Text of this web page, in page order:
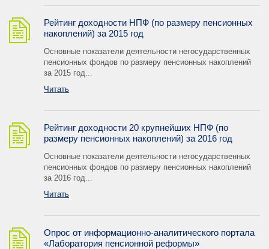
Рейтинг доходности НПФ (по размеру пенсионных
накоплений) за 2015 год
Основные показатели деятельности негосударственных
пенсионных фондов по размеру пенсионных накоплений
за 2015 год...
Читать
Рейтинг доходности 20 крупнейших НПФ (по
размеру пенсионных накоплений) за 2016 год
Основные показатели деятельности негосударственных
пенсионных фондов по размеру пенсионных накоплений
за 2016 год...
Читать
Опрос от информационно-аналитического портала
«Лаборатория пенсионной реформы»